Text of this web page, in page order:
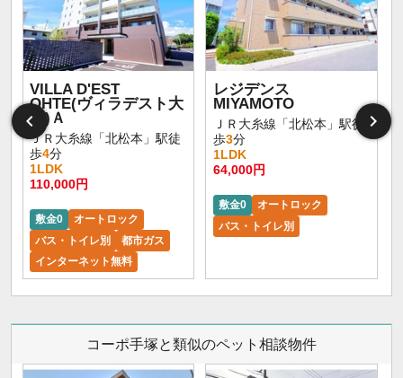
VILLA D'EST
OHTE(ヴィラデスト大
手)Ａ
ＪＲ大糸線「北松本」駅徒
歩4分
1LDK
110,000円
敷金0
オートロック
バス・トイレ別
都市ガス
インターネット無料
レジデンス
MIYAMOTO
ＪＲ大糸線「北松本」駅徒
歩3分
1LDK
64,000円
敷金0
オートロック
バス・トイレ別
コーポ手塚と類似のペット相談物件